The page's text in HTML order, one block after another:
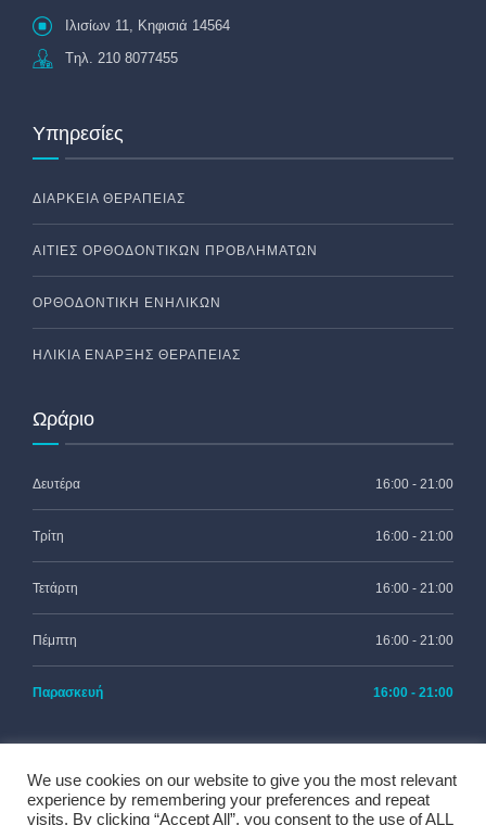
Ιλισίων 11, Κηφισιά 14564
Tηλ. 210 8077455
Υπηρεσίες
ΔΙΆΡΚΕΙΑ ΘΕΡΑΠΕΊΑΣ
ΑΙΤΊΕΣ ΟΡΘΟΔΟΝΤΙΚΏΝ ΠΡΟΒΛΗΜΆΤΩΝ
ΟΡΘΟΔΟΝΤΙΚΉ ΕΝΗΛΊΚΩΝ
ΗΛΙΚΊΑ ΈΝΑΡΞΗΣ ΘΕΡΑΠΕΊΑΣ
Ωράριο
Δευτέρα 16:00 - 21:00
Τρίτη 16:00 - 21:00
Τετάρτη 16:00 - 21:00
Πέμπτη 16:00 - 21:00
Παρασκευή 16:00 - 21:00
We use cookies on our website to give you the most relevant
experience by remembering your preferences and repeat
visits. By clicking “Accept All”, you consent to the use of ALL